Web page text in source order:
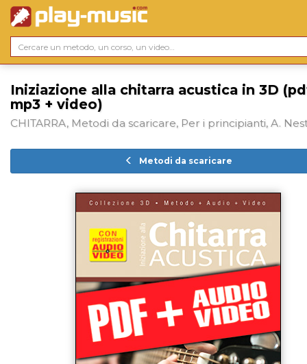
Iniziazione alla chitarra acustica in 3D
mp3 + video)
CHITARRA, Metodi da scaricare, Per i principianti, A.
Metodi da scaricare